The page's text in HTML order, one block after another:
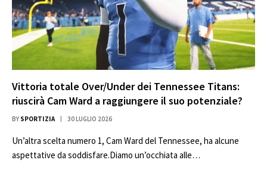
Vittoria totale Over/Under dei Tennessee Titans:
riuscirà Cam Ward a raggiungere il suo potenziale?
BY SPORTIZIA 30 LUGLIO 2026
Un’altra scelta numero 1, Cam Ward del Tennessee, ha alcune
aspettative da soddisfare.Diamo un’occhiata alle…